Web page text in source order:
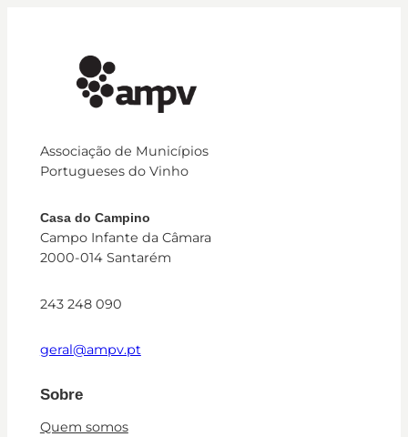
Associação de Municípios
Portugueses do Vinho
Casa do Campino
Campo Infante da Câmara
2000-014 Santarém
243 248 090
geral@ampv.pt
Sobre
Quem somos